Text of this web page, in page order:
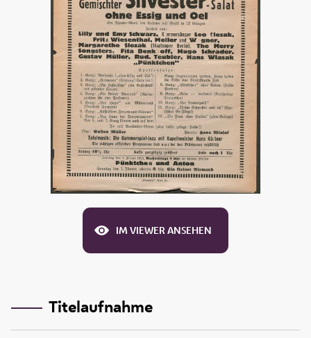
IM VIEWER ANSEHEN
Titelaufnahme